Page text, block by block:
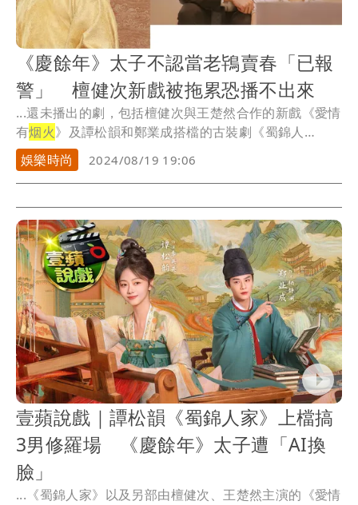
《慶餘年》太子不認當老鴇賣春「已報
警」 檀健次新戲被拖累恐播不出來
...還未播出的劇，包括檀健次與王楚然合作的新戲《愛情
有烟火》及譚松韻和鄭業成搭檔的古裝劇《蜀錦人
家》，這...
娛樂時尚 2024/08/19 19:06
壹蘋說戲｜譚松韻《蜀錦人家》上檔搞
3男修羅場 《慶餘年》太子遭「AI換
臉」
...《蜀錦人家》以及另部由檀健次、王楚然主演的《愛情